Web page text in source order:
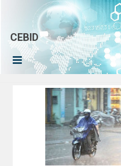
CEBID